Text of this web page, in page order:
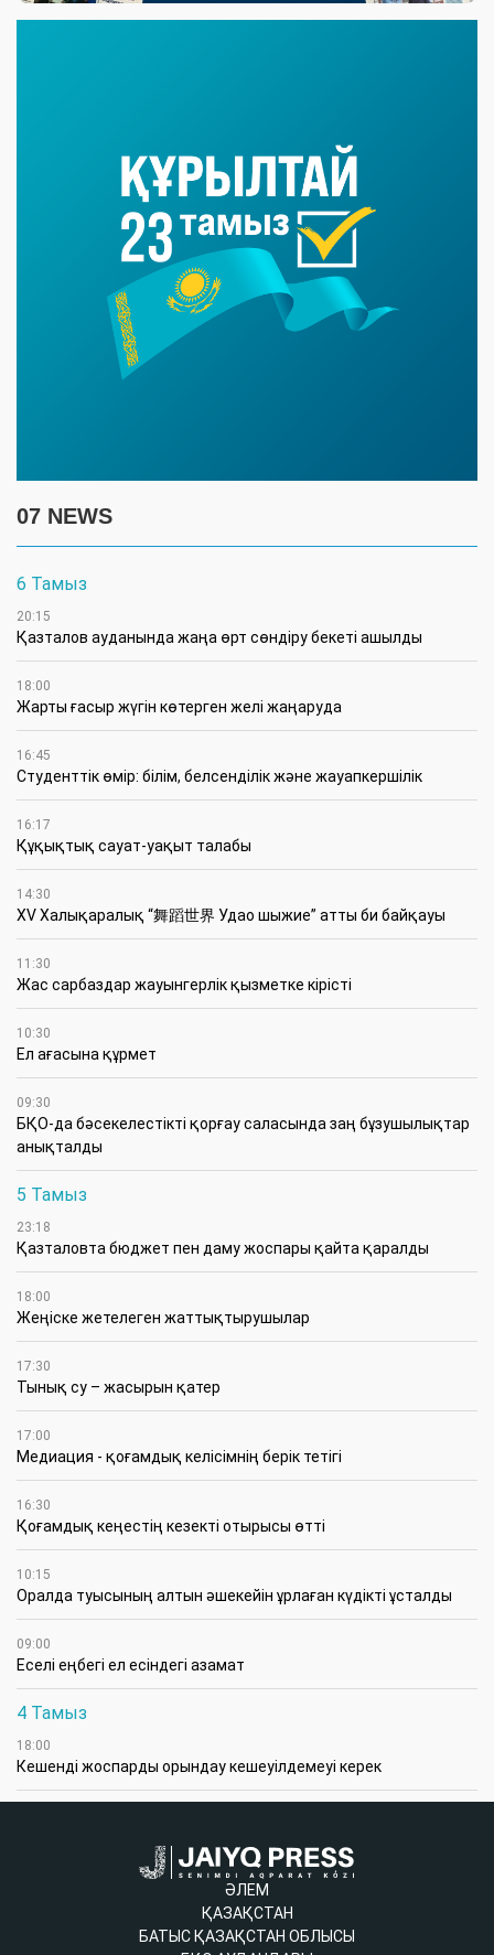
07 NEWS
6 Тамыз
20:15
Қазталов ауданында жаңа өрт сөндіру бекеті ашылды
18:00
Жарты ғасыр жүгін көтерген желі жаңаруда
16:45
Студенттік өмір: білім, белсенділік және жауапкершілік
16:17
Құқықтық сауат-уақыт талабы
14:30
XV Халықаралық “舞蹈世界 Удао шыжие” атты би байқауы
11:30
Жас сарбаздар жауынгерлік қызметке кірісті
10:30
Ел ағасына құрмет
09:30
БҚО-да бәсекелестікті қорғау саласында заң бұзушылықтар
анықталды
5 Тамыз
23:18
Қазталовта бюджет пен даму жоспары қайта қаралды
18:00
Жеңіске жетелеген жаттықтырушылар
17:30
Тынық су – жасырын қатер
17:00
Медиация - қоғамдық келісімнің берік тетігі
16:30
Қоғамдық кеңестің кезекті отырысы өтті
10:15
Оралда туысының алтын әшекейін ұрлаған күдікті ұсталды
09:00
Еселі еңбегі ел есіндегі азамат
4 Тамыз
18:00
Кешенді жоспарды орындау кешеуілдемеуі керек
ӘЛЕМ
ҚАЗАҚСТАН
БАТЫС ҚАЗАҚСТАН ОБЛЫСЫ